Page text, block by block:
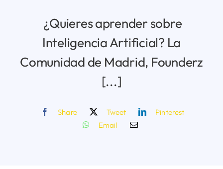
¿Quieres aprender sobre
Inteligencia Artificial? La
Comunidad de Madrid, Founderz
[...]
Share Tweet
Pinterest
Email